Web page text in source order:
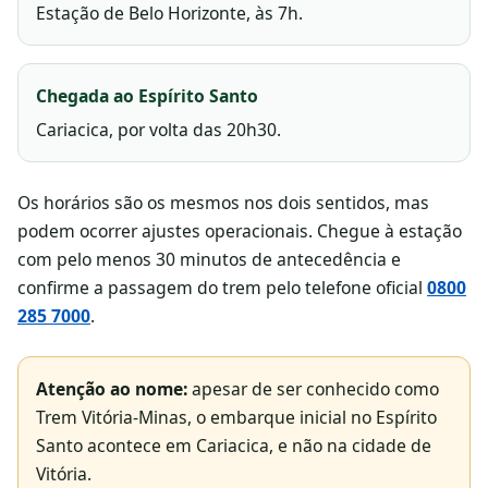
Estação de Belo Horizonte, às 7h.
Chegada ao Espírito Santo
Cariacica, por volta das 20h30.
Os horários são os mesmos nos dois sentidos, mas
podem ocorrer ajustes operacionais. Chegue à estação
com pelo menos 30 minutos de antecedência e
confirme a passagem do trem pelo telefone oficial 0800
285 7000.
Atenção ao nome:apesar de ser conhecido como
Trem Vitória-Minas, o embarque inicial no Espírito
Santo acontece em Cariacica, e não na cidade de
Vitória.